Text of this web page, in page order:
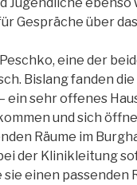
Gespräche über
eine der
Bislang fanden
sehr offenes
und sich
Räume im
der Klinikleitung
einen passenden